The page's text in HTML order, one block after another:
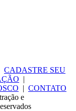
CADASTRE SEU
|
| CONTATO
e